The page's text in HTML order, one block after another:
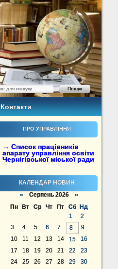
Контакти
ПРО УПРАВЛІННЯ
→ Список працівників
апарату управління освіти
Чернігівської міської ради
КАЛЕНДАР НОВИН
« Серпень 2026 »
Пн
Вт Ср Чт Пт Сб
Нд
1
2
3
4 5 6 7 8
9
10
11 12 13 14 15
16
17
18 19 20 21 22
23
24
25 26 27 28 29
30